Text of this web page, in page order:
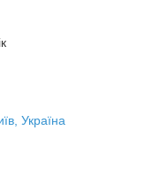
Україна